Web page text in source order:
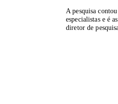
A pesquisa
especialistas e é
diretor de